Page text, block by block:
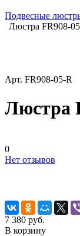
Подвесные
Люстра FR908-
Арт. FR908-05-R
Люстра
0
Нет отзывов
7 380 руб.
В корзину